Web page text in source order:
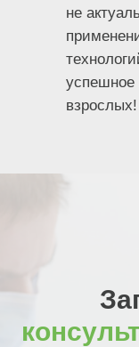
не
успешное
взрослых!